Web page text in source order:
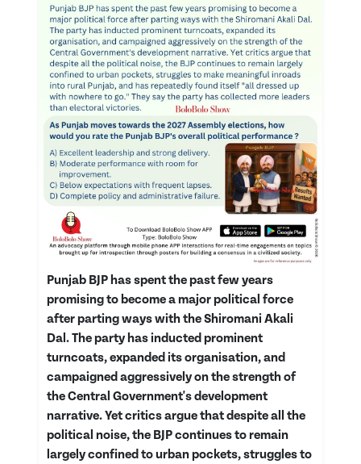
Punjab BJP has spent the past few years
promising to become a major political force
after parting ways with the Shiromani Akali
Dal. The party has inducted prominent
turncoats, expanded its organisation, and
campaigned aggressively on the strength of
the Central Government's development
narrative. Yet critics argue that despite all the
political noise, the BJP continues to remain
largely confined to urban pockets, struggles to